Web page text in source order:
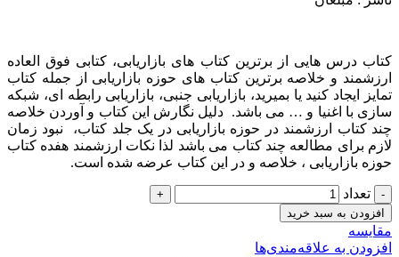
کتاب درس هایی از برترین کتاب های بازاریابی، کتابی فوق العاده
ارزشمند و خلاصه برترین کتاب های حوزه بازاریابی از جمله کتاب
تمایز ایجاد کنید یا بمیرید، بازاریابی جنبی، بازاریابی رابطه ای، شبکه
سازی با اغنیا و … می باشد. دلیل نگارش این کتاب و آوردن خلاصه
چند کتاب ارزشمند در حوزه بازاریابی در یک جلد کتاب، نبود زمان
لازم برای مطالعه چند کتاب می باشد لذا نکات ارزشمند هفده کتاب
حوزه بازاریابی ، خلاصه و در این کتاب عرضه شده است.
تعداد
افزودن به سبد خرید
مقایسه
افزودن به علاقه‌مندی‌ها